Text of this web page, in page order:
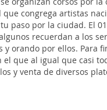
congrega artistas
paso por la ciudad. El
recuerdan a los
y orando por ellos. Para
el que al igual que casi
y venta de diversos